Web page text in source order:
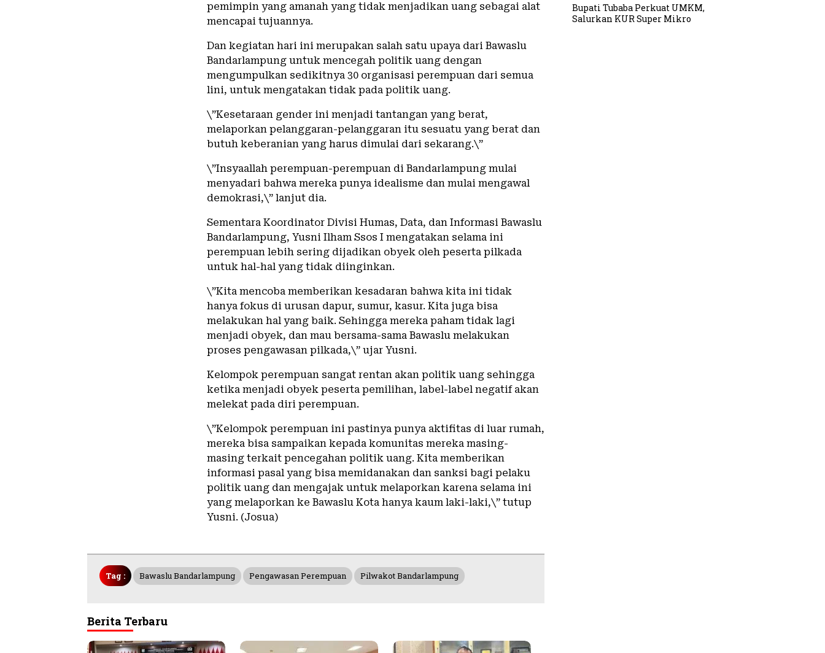
pemimpin yang amanah yang tidak menjadikan uang sebagai alat
mencapai tujuannya.
Dan kegiatan hari ini merupakan salah satu upaya dari Bawaslu
Bandarlampung untuk mencegah politik uang dengan
mengumpulkan sedikitnya 30 organisasi perempuan dari semua
lini, untuk mengatakan tidak pada politik uang.
\”Kesetaraan gender ini menjadi tantangan yang berat,
melaporkan pelanggaran-pelanggaran itu sesuatu yang berat dan
butuh keberanian yang harus dimulai dari sekarang.\”
\”Insyaallah perempuan-perempuan di Bandarlampung mulai
menyadari bahwa mereka punya idealisme dan mulai mengawal
demokrasi,\” lanjut dia.
Sementara Koordinator Divisi Humas, Data, dan Informasi Bawaslu
Bandarlampung, Yusni Ilham Ssos I mengatakan selama ini
perempuan lebih sering dijadikan obyek oleh peserta pilkada
untuk hal-hal yang tidak diinginkan.
\”Kita mencoba memberikan kesadaran bahwa kita ini tidak
hanya fokus di urusan dapur, sumur, kasur. Kita juga bisa
melakukan hal yang baik. Sehingga mereka paham tidak lagi
menjadi obyek, dan mau bersama-sama Bawaslu melakukan
proses pengawasan pilkada,\” ujar Yusni.
Kelompok perempuan sangat rentan akan politik uang sehingga
ketika menjadi obyek peserta pemilihan, label-label negatif akan
melekat pada diri perempuan.
\”Kelompok perempuan ini pastinya punya aktifitas di luar rumah,
mereka bisa sampaikan kepada komunitas mereka masing-
masing terkait pencegahan politik uang. Kita memberikan
informasi pasal yang bisa memidanakan dan sanksi bagi pelaku
politik uang dan mengajak untuk melaporkan karena selama ini
yang melaporkan ke Bawaslu Kota hanya kaum laki-laki,\” tutup
Yusni. (Josua)
Tag : Bawaslu Bandarlampung Pengawasan Perempuan Pilwakot Bandarlampung
Berita Terbaru
Bupati Tubaba Perkuat UMKM,
Salurkan KUR Super Mikro